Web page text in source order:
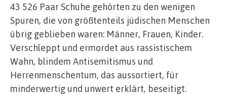
43 526 Paar Schuhe gehörten zu den wenigen
Spuren, die von größtenteils jüdischen Menschen
übrig geblieben waren: Männer, Frauen, Kinder.
Verschleppt und ermordet aus rassistischem
Wahn, blindem Antisemitismus und
Herrenmenschentum, das aussortiert, für
minderwertig und unwert erklärt, beseitigt.